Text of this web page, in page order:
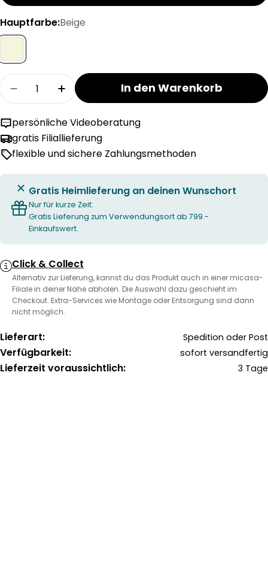
Hauptfarbe:Beige
Menge
Menge für TALLI Stehleuchte verringern
Menge für TALLI Stehleuchte erhöhen
In den Warenkorb
persönliche Videoberatung
gratis Filiallieferung
flexible und sichere Zahlungsmethoden
Gratis Heimlieferung an deinen Wunschort
Nur für kurze Zeit:
Gratis Lieferung zum Verwendungsort ab 799.-
Einkaufswert.
Click & Collect
Alternativ zur Lieferung, kannst du das Produkt auch in einer micasa-
Filiale in deiner Nähe abholen. Die Auswahl dazu geschieht im
Checkout. Extra-Services wie Montage oder Entsorgung sind dann
nicht möglich.
Lieferart: Spedition oder Post
Verfügbarkeit: sofort versandfertig
Lieferzeit voraussichtlich: 3 Tage